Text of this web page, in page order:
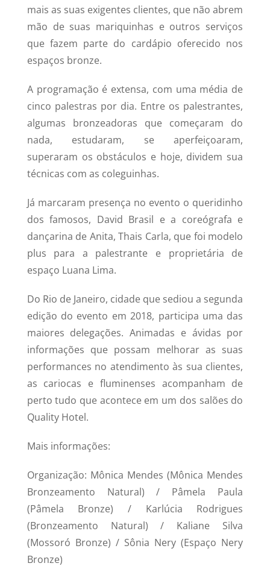
mais as suas exigentes clientes, que não abrem
mão de suas mariquinhas e outros serviços
que fazem parte do cardápio oferecido nos
espaços bronze.
A programação é extensa, com uma média de
cinco palestras por dia. Entre os palestrantes,
algumas bronzeadoras que começaram do
nada, estudaram, se aperfeiçoaram,
superaram os obstáculos e hoje, dividem sua
técnicas com as coleguinhas.
Já marcaram presença no evento o queridinho
dos famosos, David Brasil e a coreógrafa e
dançarina de Anita, Thais Carla, que foi modelo
plus para a palestrante e proprietária de
espaço Luana Lima.
Do Rio de Janeiro, cidade que sediou a segunda
edição do evento em 2018, participa uma das
maiores delegações. Animadas e ávidas por
informações que possam melhorar as suas
performances no atendimento às sua clientes,
as cariocas e fluminenses acompanham de
perto tudo que acontece em um dos salões do
Quality Hotel.
Mais informações:
Organização: Mônica Mendes (Mônica Mendes
Bronzeamento Natural) / Pâmela Paula
(Pâmela Bronze) / Karlúcia Rodrigues
(Bronzeamento Natural) / Kaliane Silva
(Mossoró Bronze) / Sônia Nery (Espaço Nery
Bronze)